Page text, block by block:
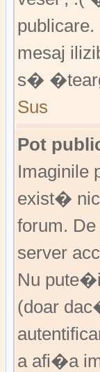
mesaj
s�
Sus
Pot
Imaginile
exist�
forum.
server
Nu
(doar
a afi�a